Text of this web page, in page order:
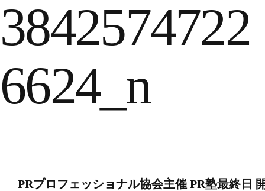
3842574722
6624_n
投PRプロフェッショナル協会主催 PR塾最終日